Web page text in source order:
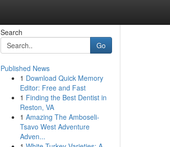
Search
Go
Published News
1 Download Quick Memory
Editor: Free and Fast
1 Finding the Best Dentist in
Reston, VA
1 Amazing The Amboseli-
Tsavo West Adventure
Adven...